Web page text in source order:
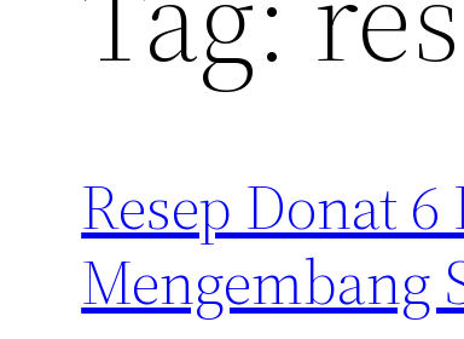
Resep Donat
Mengembang